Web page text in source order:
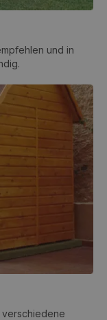
und in
verschiedene